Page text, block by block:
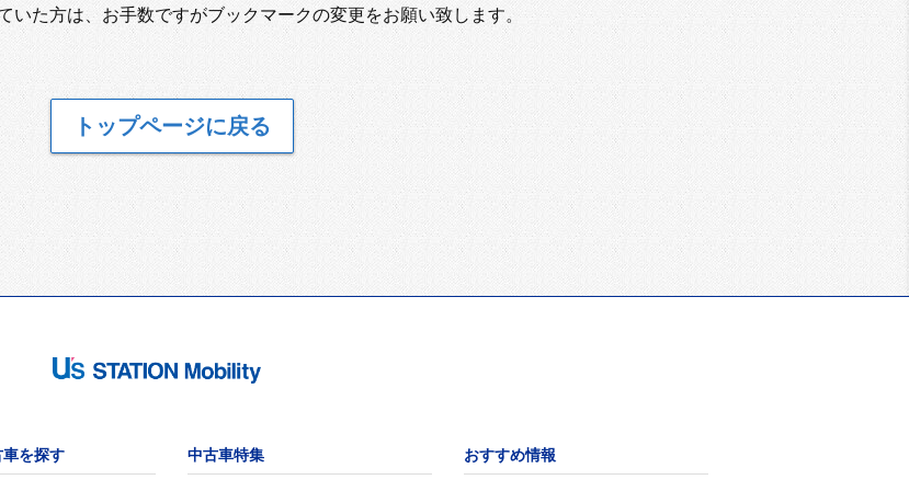
いた方は、お手数ですがブックマークの変更をお願い致します。
トップページに戻る
を探す 中古車特集 おすすめ情報